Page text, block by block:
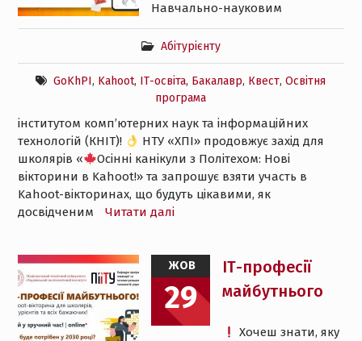
Абітурієнту
GoKhPI, Kahoot, ІТ-освіта, Бакалавр, Квест,Освітня
програма
Навчально-науковим
інститутом комп’ютерних наук та інформаційних
технологій (КНІТ)!
НТУ «ХПІ» продовжує захід для
школярів «
Осінні канікули з Політехом: Нові
вікторини в Kahoot!» та запрошує взяти участь в
Kahoot-вікторинах, що будуть цікавими, як
досвідченим
Читати далі
ЖОВ
29
ІТ-професії
майбутнього
Хочеш знати, яку